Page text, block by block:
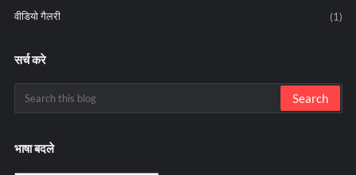
वीडियो गैलरी
(1)
सर्च करे
भाषा बदले